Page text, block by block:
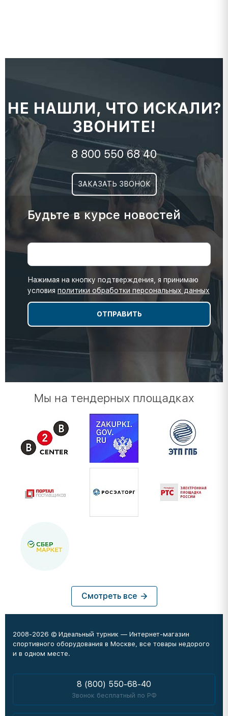
НЕ НАШЛИ, ЧТО ИСКАЛИ?
ЗВОНИТЕ!
8 800 550 68 40
ЗАКАЗАТЬ ЗВОНОК
Будьте в курсе новостей
Нажимая на кнопку подтверждения, я принимаю
условия политики обработки персональных данных
Мы на тендерных площадках
Смотреть все
2008-2026 © Идеальный турник — Интернет-магазин
спортивного оборудования в Москве, все товары недорого
и в одном месте.
8 (800) 550-68-40
Звонок бесплатный по РФ